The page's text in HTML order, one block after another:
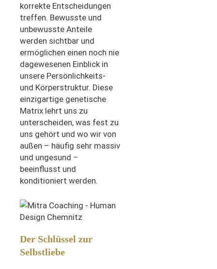
korrekte Entscheidungen
treffen. Bewusste und
unbewusste Anteile
werden sichtbar und
ermöglichen einen noch nie
dagewesenen Einblick in
unsere Persönlichkeits-
und Körperstruktur. Diese
einzigartige genetische
Matrix lehrt uns zu
unterscheiden, was fest zu
uns gehört und wo wir von
außen – häufig sehr massiv
und ungesund –
beeinflusst und
konditioniert werden.
Der Schlüssel zur
Selbstliebe